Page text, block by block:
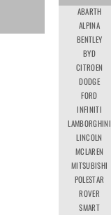
ABARTH
ALPINA
BENTLEY
BYD
CITROEN
DODGE
FORD
INFINITI
LAMBORGHINI
LINCOLN
MCLAREN
MITSUBISHI
POLESTAR
ROVER
SMART